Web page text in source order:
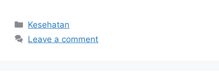
Categories
Kesehatan
Leave a comment